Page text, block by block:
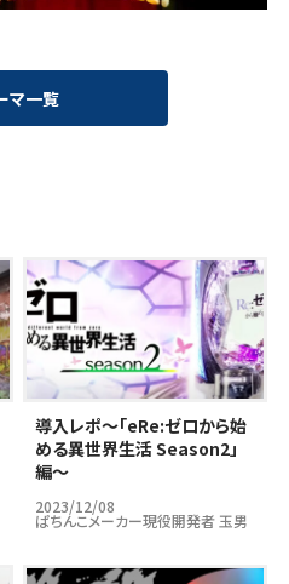
マ一覧
導入レポ～｢eRe:ゼロから始
める異世界生活 Season2」
編～
2023/12/08
ぱちんこメーカー現役開発者 玉男